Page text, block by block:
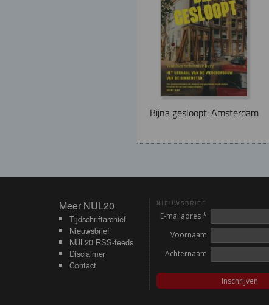
Bijna gesloopt: Amsterdam
Meer NUL20
Meer NUL20
Tijdschriftarchief
Nieuwsbrief
NUL20 RSS-feeds
Disclaimer
Contact
NIEUWSBRIEF
E-mailadres *
Voornaam
Achternaam
Inschrijven